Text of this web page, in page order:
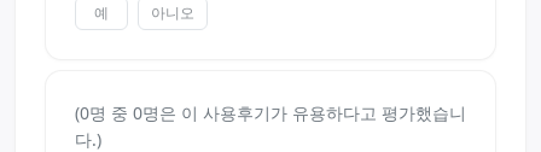
예 아니오
(0명 중 0명은 이 사용후기가 유용하다고 평가했습니
다.)